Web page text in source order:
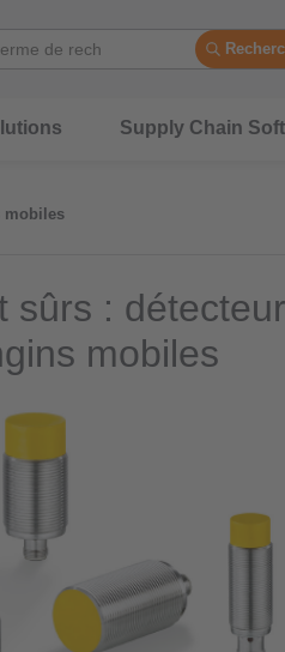
Supply Chain
mobiles
sûrs :
mobiles